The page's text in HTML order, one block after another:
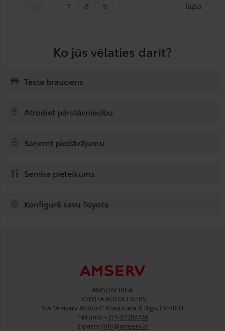
lapa
7
8 9
Ko jūs vēlaties darīt?
Testa brauciens
Atrodiet pārstāvniecību
Saņemt piedāvājumu
Servisa pieteikums
Konfigurē savu Toyota
AMSERV RĪGA
TOYOTA AUTOCENTRS
SIA “Amserv Motors” Krasta iela 3, Rīga, LV-1003
Tālrunis: +371-67204746
E-pasts: info@amserv.lv